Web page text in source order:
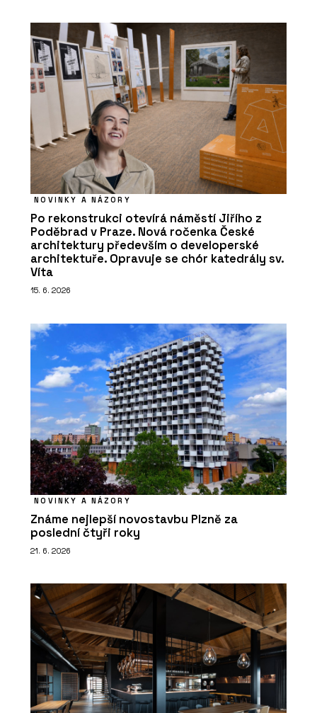
NOVINKY A NÁZORY
Po rekonstrukci otevírá náměstí Jiřího z
Poděbrad v Praze. Nová ročenka České
architektury především o developerské
architektuře. Opravuje se chór katedrály sv.
Víta
15. 6. 2026
NOVINKY A NÁZORY
Známe nejlepší novostavbu Plzně za
poslední čtyři roky
21. 6. 2026